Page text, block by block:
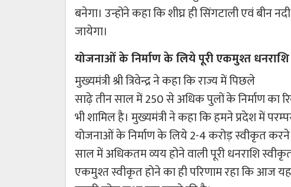
बनेगा। उन्होंने कहा कि शीघ्र ही सिंगटाली एवं बीन
जायेगा।
योजनाओं के निर्माण के लिये पूरी एकमुश्त
मुख्यमंत्री श्री त्रिवेन्द्र ने कहा कि राज्य में पिछले
साढ़े तीन साल में 250 से अधिक पुलों के निर्माण का
भी शामिल है। मुख्यमंत्री ने कहा कि हमने प्रदेश में
योजनाओं के निर्माण के लिये 2-4 करोड़ स्वीकृत
साल में अधिकतम व्यय होने वाली पूरी धनराशि
एकमुश्त स्वीकृत होने का ही परिणाम रहा कि आज